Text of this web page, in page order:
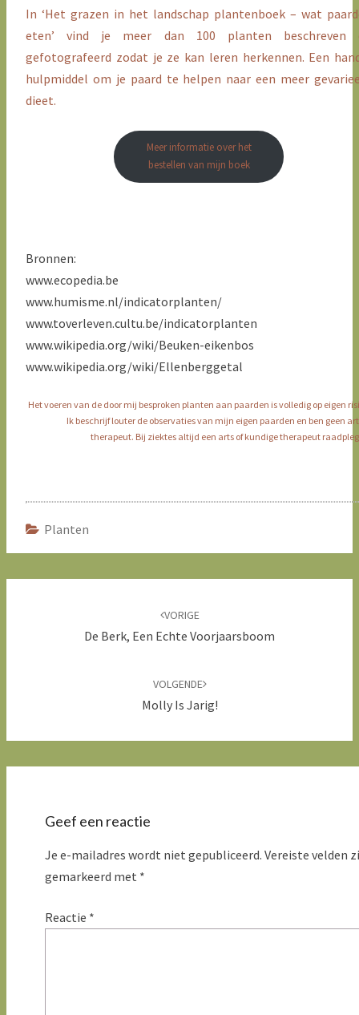
In ‘Het grazen in het landschap plantenboek – wat
eten’ vind je meer dan 100 planten beschreven
gefotografeerd zodat je ze kan leren herkennen. Een
hulpmiddel om je paard te helpen naar een meer
dieet.
Meer informatie over het
bestellen van mijn boek
Bronnen:
www.ecopedia.be
www.humisme.nl/indicatorplanten/
www.toverleven.cultu.be/indicatorplanten
www.wikipedia.org/wiki/Beuken-eikenbos
www.wikipedia.org/wiki/Ellenberggetal
Het voeren van de door mij besproken planten aan paarden is volledig op eigen
Ik beschrijf louter de observaties van mijn eigen paarden en ben geen
therapeut. Bij ziektes altijd een arts of kundige therapeut
Planten
VORIGE
De Berk, Een Echte Voorjaarsboom
VOLGENDE
Molly Is Jarig!
Geef een reactie
Je e-mailadres wordt niet gepubliceerd. Vereiste velden
gemarkeerd met *
Reactie *